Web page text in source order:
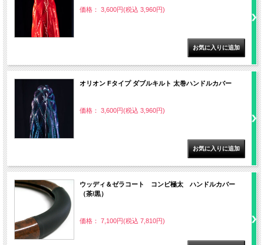
価格： 3,600円(税込 3,960円)
オリオン Fタイプ ダブルキルト 太巻ハンドルカバー
価格： 3,600円(税込 3,960円)
ウッディ＆ゼラコート コンビ極太 ハンドルカバー
（茶/黒）
価格： 7,100円(税込 7,810円)